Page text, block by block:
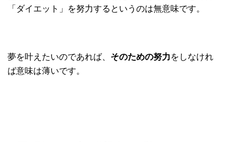
「ダイエット」を努力するというのは無意味です。
夢を叶えたいのであれば、 そのための努力をしなけれ
ば意味は薄いです。